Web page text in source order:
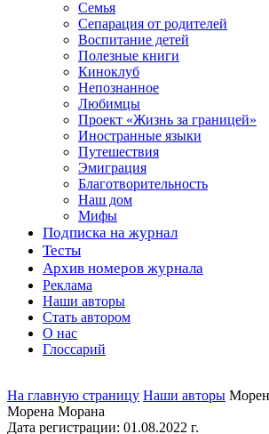
Семья
Сепарация от родителей
Воспитание детей
Полезные книги
Киноклуб
Непознанное
Любимцы
Проект «Жизнь за границей»
Иностранные языки
Путешествия
Эмиграция
Благотворительность
Наш дом
Мифы
Подписка на журнал
Тесты
Архив номеров журнала
Реклама
Наши авторы
Стать автором
О нас
Глоссарий
На главную страницу Наши авторы
Морена Морана
Дата регистрации: 01.08.2022 г.